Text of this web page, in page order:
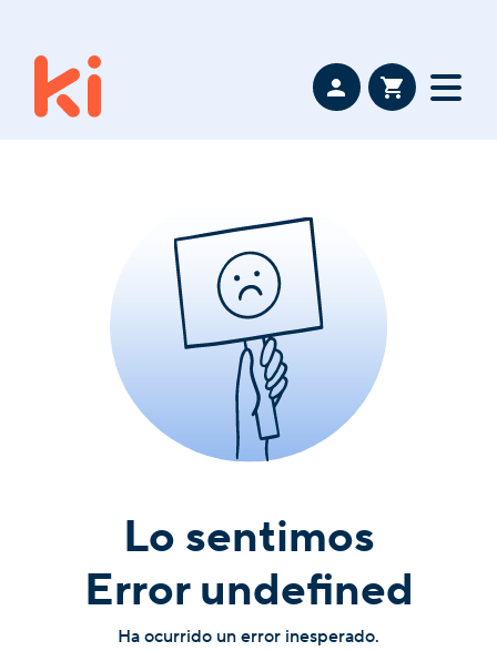
Lo sentimos
Error undefined
Ha ocurrido un error inesperado.